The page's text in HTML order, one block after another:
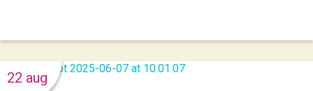
22 aug